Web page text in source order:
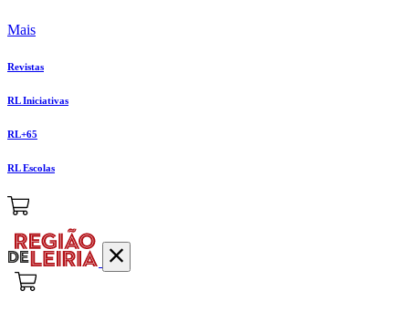
Mais
Revistas
RL Iniciativas
RL+65
RL Escolas